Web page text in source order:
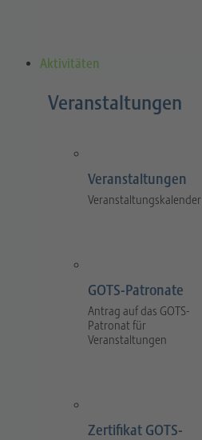
Aktivitäten
Veranstaltungen
Veranstaltungen
Veranstaltungskalender
GOTS-Patronate
Antrag auf das GOTS-
Patronat für
Veranstaltungen
Zertifikat GOTS-